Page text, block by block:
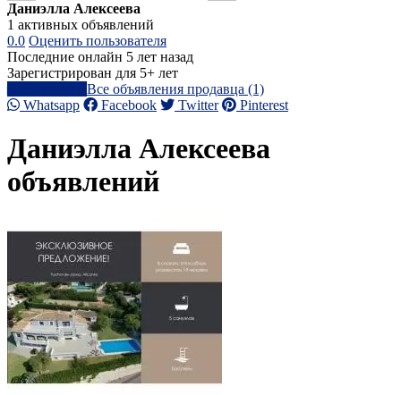
Даниэлла Алексеева
1 активных объявлений
0.0 Оценить пользователя
Последние онлайн 5 лет назад
Зарегистрирован для 5+ лет
Все объявления продавца (1)
Whatsapp
Facebook Twitter Pinterest
Даниэлла Алексеева
объявлений